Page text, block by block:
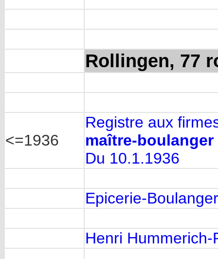
Rollingen, 77
<=1936
Registre aux
maître-boulanger
Du 10.1.1936
Epicerie-
Henri